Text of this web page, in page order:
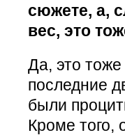
сюжете, а,
вес, это
Да, это тоже
последние
были
Кроме того,